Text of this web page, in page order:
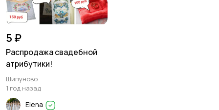
5 ₽
Распродажа свадебной
атрибутики!
Шипуново
1 год назад
Elena